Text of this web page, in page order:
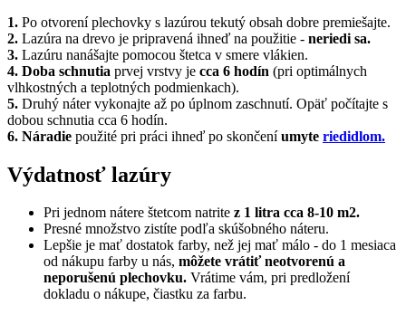
1. Po otvorení plechovky s lazúrou tekutý obsah dobre premiešajte.
2. Lazúra na drevo je pripravená ihneď na použitie - neriedi sa.
3. Lazúru nanášajte pomocou štetca v smere vlákien.
4. Doba schnutia prvej vrstvy je cca 6 hodín (pri optimálnych
vlhkostných a teplotných podmienkach).
5. Druhý náter vykonajte až po úplnom zaschnutí. Opäť počítajte s
dobou schnutia cca 6 hodín.
6. Náradie použité pri práci ihneď po skončeníumyte riedidlom.
Výdatnosť lazúry
Pri jednom nátere štetcom natrite z 1 litra cca 8-10 m2.
Presné množstvo zistíte podľa skúšobného náteru.
Lepšie je mať dostatok farby, než jej mať málo - do 1 mesiaca
od nákupu farby u nás, môžete vrátiť neotvorenú a
neporušenú plechovku. Vrátime vám, pri predložení
dokladu o nákupe, čiastku za farbu.